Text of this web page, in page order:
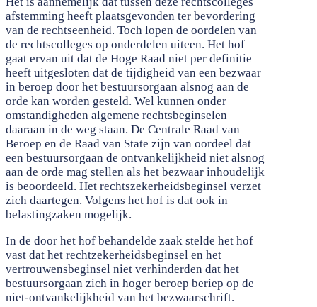
afstemming heeft plaatsgevonden ter bevordering
van de rechtseenheid. Toch lopen de oordelen van
de rechtscolleges op onderdelen uiteen. Het hof
gaat ervan uit dat de Hoge Raad niet per definitie
heeft uitgesloten dat de tijdigheid van een bezwaar
in beroep door het bestuursorgaan alsnog aan de
orde kan worden gesteld. Wel kunnen onder
omstandigheden algemene rechtsbeginselen
daaraan in de weg staan. De Centrale Raad van
Beroep en de Raad van State zijn van oordeel dat
een bestuursorgaan de ontvankelijkheid niet alsnog
aan de orde mag stellen als het bezwaar inhoudelijk
is beoordeeld. Het rechtszekerheidsbeginsel verzet
zich daartegen. Volgens het hof is dat ook in
belastingzaken mogelijk.
In de door het hof behandelde zaak stelde het hof
vast dat het rechtzekerheidsbeginsel en het
vertrouwensbeginsel niet verhinderden dat het
bestuursorgaan zich in hoger beroep beriep op de
niet-ontvankelijkheid van het bezwaarschrift.